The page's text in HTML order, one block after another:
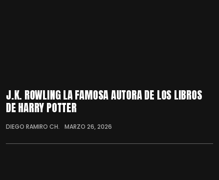
J.K. ROWLING LA FAMOSA AUTORA DE LOS LIBROS
DE HARRY POTTER
DIEGO RAMIRO CH. MARZO 26, 2026